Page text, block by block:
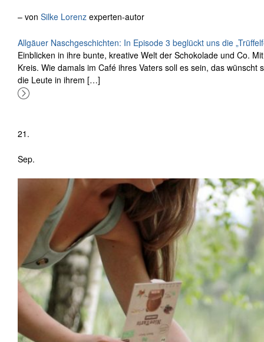
– von Silke Lorenz experten-autor
Allgäuer Naschgeschichten: In Episode 3 beglückt uns die „
Einblicken in ihre bunte, kreative Welt der Schokolade und Co.
Kreis. Wie damals im Café ihres Vaters soll es sein, das wünscht
die Leute in ihrem […]
21.
Sep.